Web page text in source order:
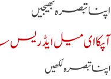
اپنا تبصرہ بھیجیں
آپکا ای میل ایڈریس
اپنا تبصرہ لکھیں